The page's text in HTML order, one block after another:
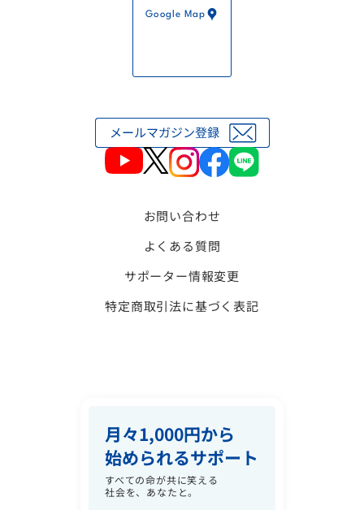
Google Map
お問い合わせ
よくある質問
サポーター情報変更
特定商取引法に基づく表記
月々1,000円から
始められるサポート
すべての命が共に笑える
社会を、あなたと。